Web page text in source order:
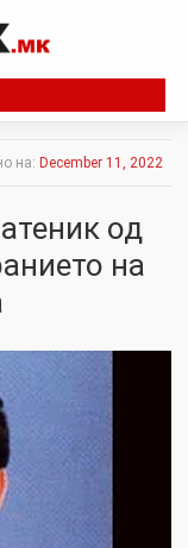
на: December 11, 2022
од
на